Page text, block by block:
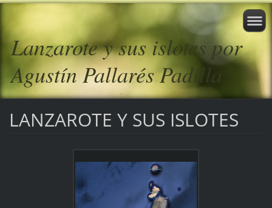
Lanzarote y sus islotes por
Agustín Pallarés Padilla
LANZAROTE Y SUS ISLOTES